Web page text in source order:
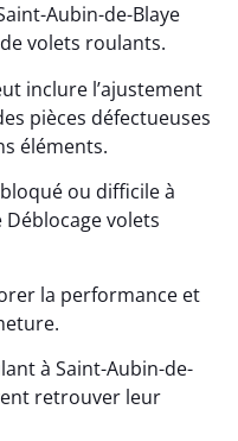
Aubin-de-Blaye
volets roulants.
inclure l’ajustement
pièces défectueuses
éléments.
ou difficile à
volets
la performance et
à Saint-Aubin-de-
retrouver leur